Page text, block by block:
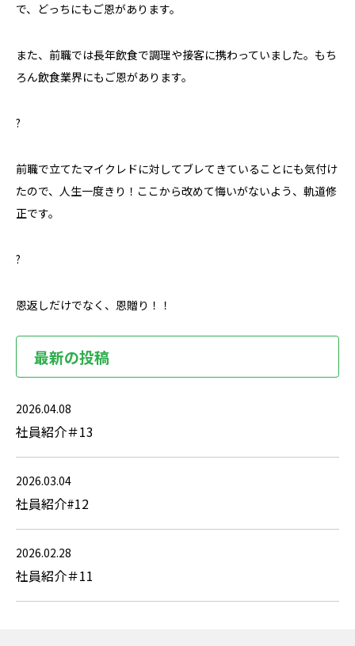
で、どっちにもご恩があります。
また、前職では長年飲食で調理や接客に携わっていました。もち
ろん飲食業界にもご恩があります。
?
前職で立てたマイクレドに対してブレてきていることにも気付け
たので、人生一度きり！ここから改めて悔いがないよう、軌道修
正です。
?
恩返しだけでなく、恩贈り！！
最新の投稿
2026.04.08
社員紹介＃13
2026.03.04
社員紹介#12
2026.02.28
社員紹介＃11